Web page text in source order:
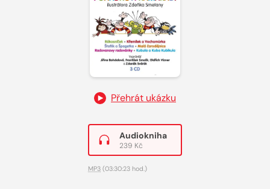
Přehrát ukázku
Audiokniha
239 Kč
MP3 (03:30:23 hod.)